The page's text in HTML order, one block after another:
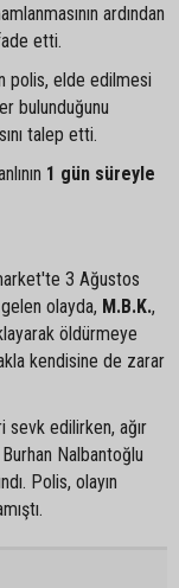
ardından
etti.
polis, elde edilmesi
bulunduğunu
talep etti.
1 gün süreyle
3 Ağustos
olayda, M.B.K.,
öldürmeye
kendisine de zarar
sevk edilirken, ağır
Nalbantoğlu
Polis, olayın